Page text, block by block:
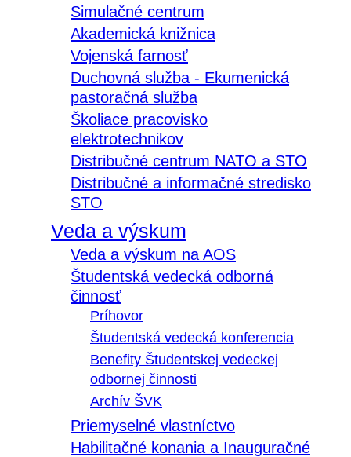
Simulačné centrum
Akademická knižnica
Vojenská farnosť
Duchovná služba - Ekumenická
pastoračná služba
Školiace pracovisko
elektrotechnikov
Distribučné centrum NATO a STO
Distribučné a informačné stredisko
STO
Veda a výskum
Veda a výskum na AOS
Študentská vedecká odborná
činnosť
Príhovor
Študentská vedecká konferencia
Benefity Študentskej vedeckej
odbornej činnosti
Archív ŠVK
Priemyselné vlastníctvo
Habilitačné konania a Inauguračné